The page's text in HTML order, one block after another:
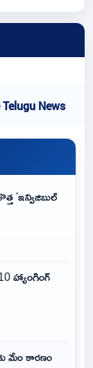
News
'ఇన్విజిబుల్
హ్యాంగింగ్
మేం కారణం